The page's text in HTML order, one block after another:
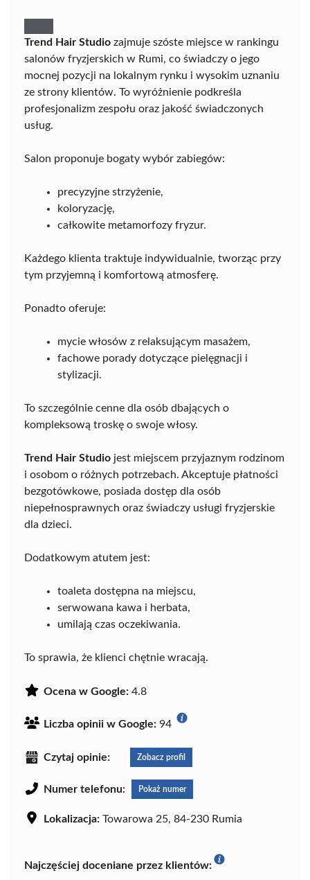
Trend Hair Studio zajmuje szóste miejsce w rankingu
salonów fryzjerskich w Rumi, co świadczy o jego
mocnej pozycji na lokalnym rynku i wysokim uznaniu
ze strony klientów. To wyróżnienie podkreśla
profesjonalizm zespołu oraz jakość świadczonych
usług.
Salon proponuje bogaty wybór zabiegów:
precyzyjne strzyżenie,
koloryzację,
całkowite metamorfozy fryzur.
Każdego klienta traktuje indywidualnie, tworząc przy
tym przyjemną i komfortową atmosferę.
Ponadto oferuje:
mycie włosów z relaksującym masażem,
fachowe porady dotyczące pielęgnacji i
stylizacji.
To szczególnie cenne dla osób dbających o
kompleksową troskę o swoje włosy.
Trend Hair Studio jest miejscem przyjaznym rodzinom
i osobom o różnych potrzebach. Akceptuje płatności
bezgotówkowe, posiada dostęp dla osób
niepełnosprawnych oraz świadczy usługi fryzjerskie
dla dzieci.
Dodatkowym atutem jest:
toaleta dostępna na miejscu,
serwowana kawa i herbata,
umilają czas oczekiwania.
To sprawia, że klienci chętnie wracają.
Ocena w Google: 4.8
Liczba opinii w Google: 94
Czytaj opinie: Zobacz profil
Numer telefonu: Pokaż numer
Lokalizacja: Towarowa 25, 84-230 Rumia
Najczęściej doceniane przez klientów: